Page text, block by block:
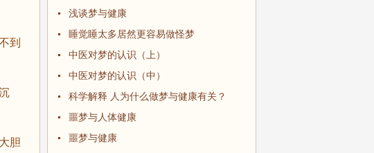
到
胆
浅谈梦与健康
睡觉睡太多居然更容易做怪梦
中医对梦的认识（上）
中医对梦的认识（中）
科学解释 人为什么做梦与健康有关？
噩梦与人体健康
噩梦与健康